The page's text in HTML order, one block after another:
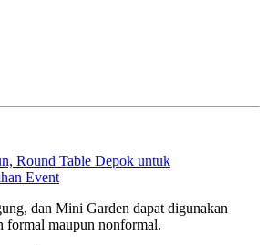
Round Table Depok untuk
Event
dan Mini Garden dapat digunakan
formal maupun nonformal.